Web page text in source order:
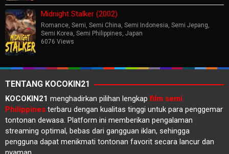
Midnight Stalker (2002)
Romance, Semi, Semi China, Semi Indonesia, Semi Jepang,
Semi Korea, Semi Philippines, Japan
6076 Views
TENTANG KOCOKIN21
KOCOKIN21 menghadirkan pilihan lengkapfilm semi
Philippines terbaru dengan kualitas tinggi untuk para penggemar
tontonan dewasa. Platform ini memberikan pengalaman
streaming optimal, bebas dari gangguan iklan, sehingga
pengguna dapat menikmati tontonan favorit secara lancur dan